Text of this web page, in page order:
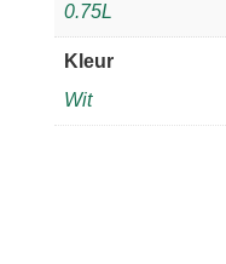
0.75L
Kleur
Wit